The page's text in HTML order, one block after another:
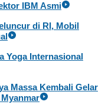
IBM Asmi
di RI, Mobil
Yoga Internasional
Massa Kembali Gelar